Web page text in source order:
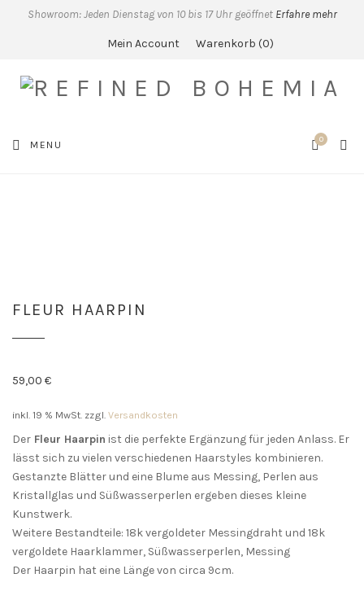
Showroom: Jeden Dienstag von 10 bis 17 Uhr geöffnet Erfahre mehr
Mein Account Warenkorb 0
MENU 0
FLEUR HAARPIN
59,00 €
inkl. 19 % MwSt. zzgl. Versandkosten
Der Fleur Haarpin ist die perfekte Ergänzung für jeden Anlass. Er
lässt sich zu vielen verschiedenen Haarstyles kombinieren.
Gestanzte Blätter und eine Blume aus Messing, Perlen aus
Kristallglas und Süßwasserperlen ergeben dieses kleine
Kunstwerk.
Weitere Bestandteile: 18k vergoldeter Messingdraht und 18k
vergoldete Haarklammer, Süßwasserperlen, Messing
Der Haarpin hat eine Länge von circa 9cm.